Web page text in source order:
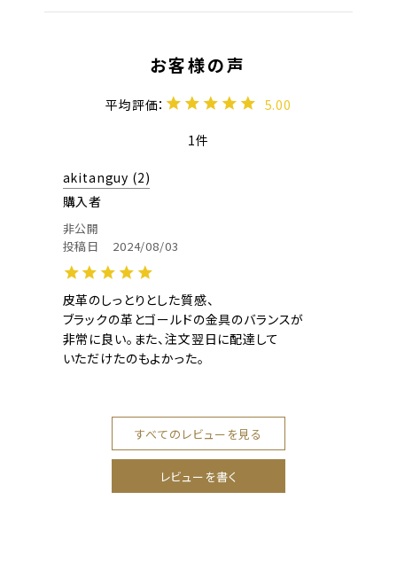
5.00
1
akitanguy 2
購入者
非公開
投稿日
2024/08/03
皮革のしっとりとした質感、
ブラックの革とゴールドの金具のバランスが
非常に良い。また、注文翌日に配達して
いただけたのもよかった。
すべてのレビューを見る
レビューを書く